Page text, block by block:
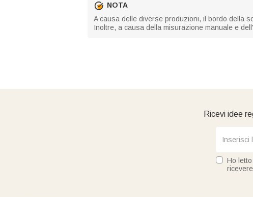
NOTA
A causa delle diverse produzioni, il bordo della
Inoltre, a causa della misurazione manuale e
Ricevi idee
Ho